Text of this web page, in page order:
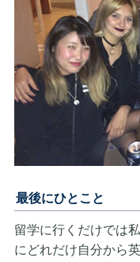
最後にひとこと
留学に行くだけでは
にどれだけ自分から